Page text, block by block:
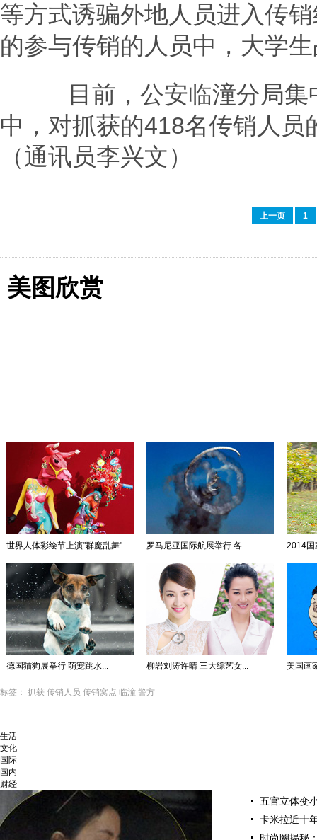
等方式诱骗外地人员进入传
的参与传销的人员中，大学
目前，公安临潼分局集
中，对抓获的418名传销人
（通讯员李兴文）
上一页 1
美图欣赏
世界人体彩绘节上演"群魔乱舞" 罗马尼亚国际航展举行 各... 2014国
德国猫狗展举行 萌宠跳水... 柳岩刘涛许晴 三大综艺女... 美国画
标签： 抓获 传销人员 传销窝点 临潼 警方
生活
文化
国际
国内
财经
五官立体变
卡米拉近十